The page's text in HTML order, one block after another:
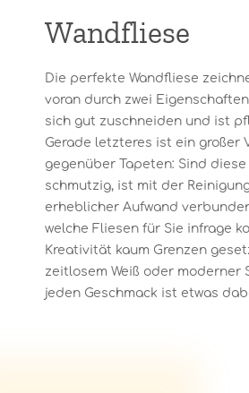
Wandfliese
Die perfekte Wandfliese
voran durch zwei
sich gut zuschneiden und ist
Gerade letzteres ist ein großer
gegenüber Tapeten: Sind
schmutzig, ist mit der
erheblicher Aufwand
welche Fliesen für Sie infrage
Kreativität kaum Grenzen
zeitlosem Weiß oder moderner
jeden Geschmack ist etwas